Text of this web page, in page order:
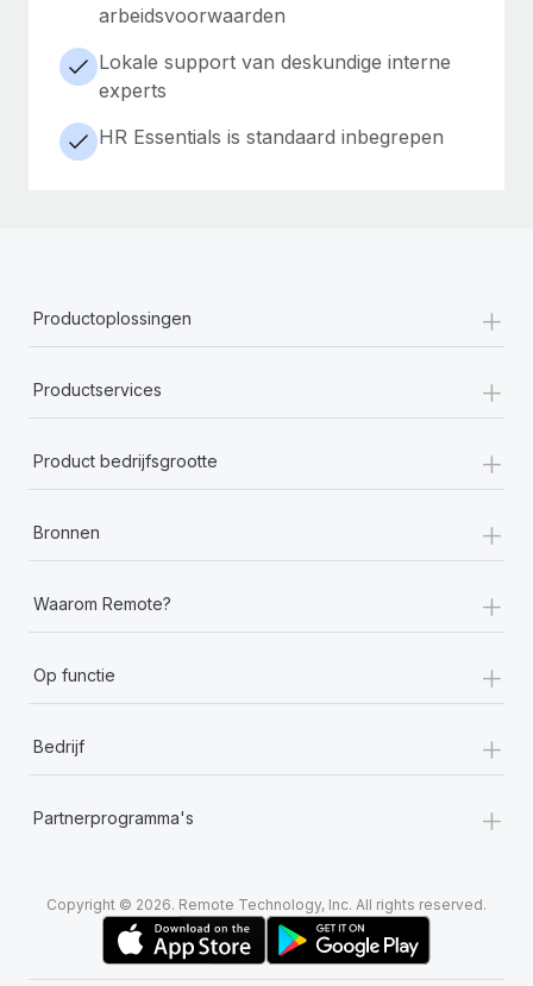
arbeidsvoorwaarden
Lokale support van deskundige interne
experts
HR Essentials is standaard inbegrepen
Productoplossingen +
Productservices +
Product bedrijfsgrootte +
Bronnen +
Waarom Remote? +
Op functie +
Bedrijf +
Partnerprogramma's +
Copyright © 2026. Remote Technology, Inc. All rights reserved.